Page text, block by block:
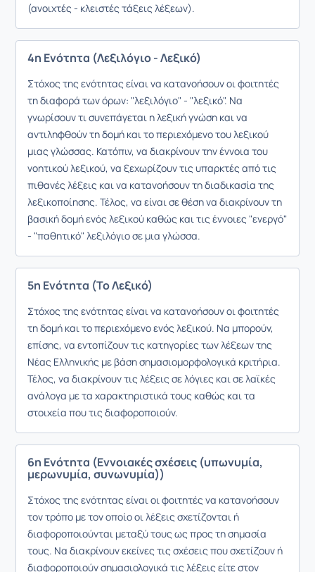
(ανοιχτές - κλειστές τάξεις λέξεων).
4η Ενότητα (Λεξιλόγιο - Λεξικό)
Στόχος της ενότητας είναι να κατανοήσουν οι φοιτητές
τη διαφορά των όρων: "λεξιλόγιο" - "λεξικό". Να
γνωρίσουν τι συνεπάγεται η λεξική γνώση και να
αντιληφθούν τη δομή και το περιεχόμενο του λεξικού
μιας γλώσσας. Κατόπιν, να διακρίνουν την έννοια του
νοητικού λεξικού, να ξεχωρίζουν τις υπαρκτές από τις
πιθανές λέξεις και να κατανοήσουν τη διαδικασία της
λεξικοποίησης. Τέλος, να είναι σε θέση να διακρίνουν τη
βασική δομή ενός λεξικού καθώς και τις έννοιες "ενεργό"
- "παθητικό" λεξιλόγιο σε μια γλώσσα.
5η Ενότητα (Το Λεξικό)
Στόχος της ενότητας είναι να κατανοήσουν οι φοιτητές
τη δομή και το περιεχόμενο ενός λεξικού. Να μπορούν,
επίσης, να εντοπίζουν τις κατηγορίες των λέξεων της
Νέας Ελληνικής με βάση σημασιομορφολογικά κριτήρια.
Τέλος, να διακρίνουν τις λέξεις σε λόγιες και σε λαϊκές
ανάλογα με τα χαρακτηριστικά τους καθώς και τα
στοιχεία που τις διαφοροποιούν.
6η Ενότητα (Εννοιακές σχέσεις (υπωνυμία,
μερωνυμία, συνωνυμία))
Στόχος της ενότητας είναι οι φοιτητές να κατανοήσουν
τον τρόπο με τον οποίο οι λέξεις σχετίζονται ή
διαφοροποιούνται μεταξύ τους ως προς τη σημασία
τους. Να διακρίνουν εκείνες τις σχέσεις που σχετίζουν ή
διαφοροποιούν σημασιολογικά τις λέξεις είτε στον